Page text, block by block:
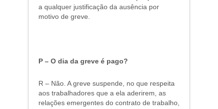
a qualquer justificação da ausência por
motivo de greve.
P – O dia da greve é pago?
R – Não. A greve suspende, no que respeita
aos trabalhadores que a ela aderirem, as
relações emergentes do contrato de trabalho,